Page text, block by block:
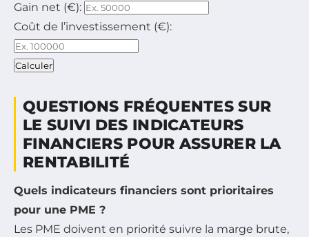
Gain net (€):
Coût de l’investissement (€):
Calculer
QUESTIONS FRÉQUENTES SUR
LE SUIVI DES INDICATEURS
FINANCIERS POUR ASSURER LA
RENTABILITÉ
Quels indicateurs financiers sont prioritaires
pour une PME ?
Les PME doivent en priorité suivre la marge brute,